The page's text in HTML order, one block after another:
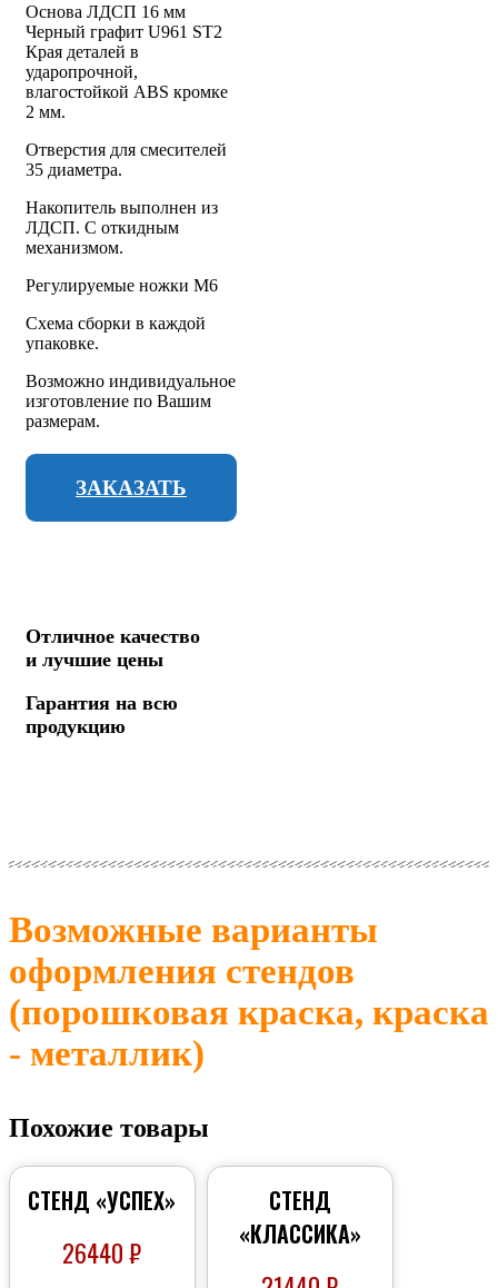
Основа ЛДСП 16 мм
Черный графит U961 ST2
Края деталей в
ударопрочной,
влагостойкой ABS кромке
2 мм.
Отверстия для смесителей
35 диаметра.
Накопитель выполнен из
ЛДСП. С откидным
механизмом.
Регулируемые ножки М6
Схема сборки в каждой
упаковке.
Возможно индивидуальное
изготовление по Вашим
размерам.
ЗАКАЗАТЬ
Отличное качество
и лучшие цены
Гарантия на всю
продукцию
Возможные варианты
оформления стендов
(порошковая краска, краска
- металлик)
Похожие товары
СТЕНД «УСПЕХ»
26440₽
СТЕНД
«КЛАССИКА»